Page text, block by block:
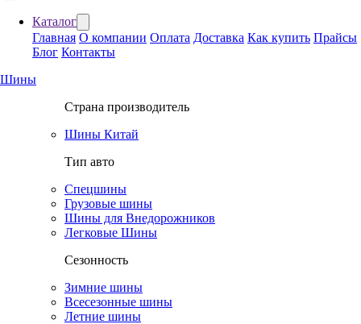
Каталог
Главная О компании Оплата Доставка Как купить Прайсы
Блог Контакты
Шины
Страна производитель
Шины Китай
Тип авто
Спецшины
Грузовые шины
Шины для Внедорожников
Легковые Шины
Сезонность
Зимние шины
Всесезонные шины
Летние шины